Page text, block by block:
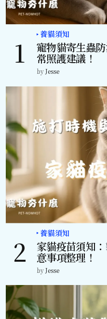
養貓須知
寵物貓寄生蟲
常照護建議！
byJesse
養貓須知
家貓疫苗須知
意事項整理！
byJesse